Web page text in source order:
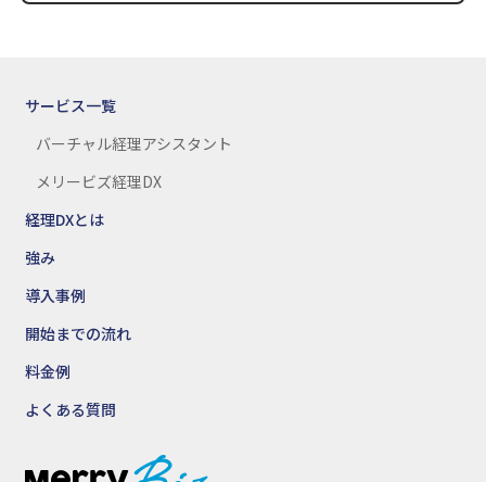
サービス一覧
バーチャル経理アシスタント
メリービズ経理DX
経理DXとは
強み
導入事例
開始までの流れ
料金例
よくある質問